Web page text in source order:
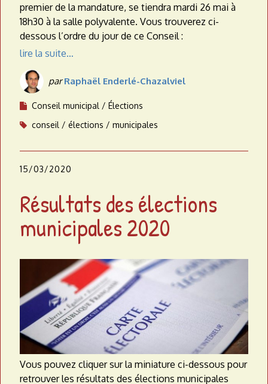
premier de la mandature, se tiendra mardi 26 mai à
18h30 à la salle polyvalente. Vous trouverez ci-
dessous l’ordre du jour de ce Conseil :
lire la suite…
parRaphaël Enderlé-Chazalviel
Conseil municipal
Élections
conseil
élections municipales
15/03/2020
Résultats des élections
municipales 2020
Vous pouvez cliquer sur la miniature ci-dessous pour
retrouver les résultats des élections municipales